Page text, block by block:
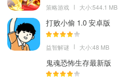
策略游戏 大小:544.1 MB
打败小偷 1.0 安卓版
益智解谜 大小:48 MB
鬼魂恐怖生存最新版